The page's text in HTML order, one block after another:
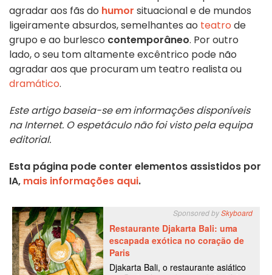
agradar aos fãs do humor situacional e de mundos
ligeiramente absurdos, semelhantes ao teatro de
grupo e ao burlesco contemporâneo. Por outro
lado, o seu tom altamente excêntrico pode não
agradar aos que procuram um teatro realista ou
dramático.
Este artigo baseia-se em informações disponíveis
na Internet. O espetáculo não foi visto pela equipa
editorial.
Esta página pode conter elementos assistidos por
IA, mais informações aqui.